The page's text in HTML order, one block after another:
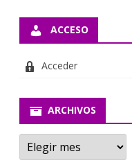
ACCESO
Acceder
ARCHIVOS
A
c